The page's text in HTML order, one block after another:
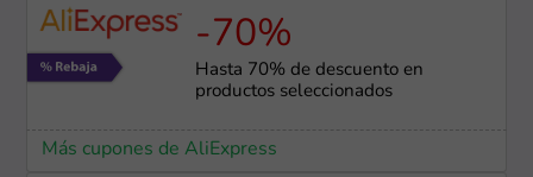
-70%
Hasta 70% de descuento en
productos seleccionados
Más cupones de AliExpress